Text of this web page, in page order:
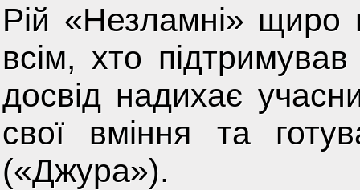
Рій «Незламні» щиро
всім, хто
досвід надихає
свої вміння та
(«Джура»).